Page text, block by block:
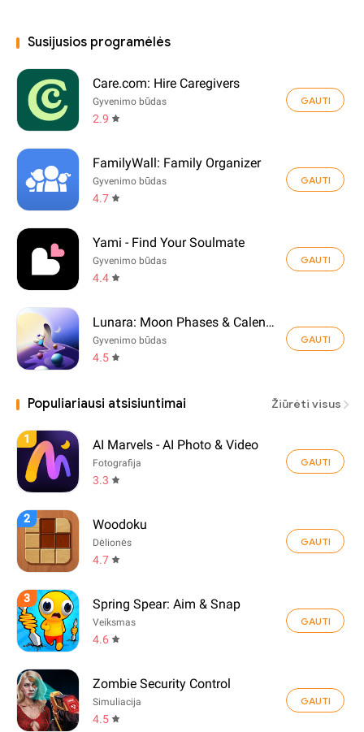
Susijusios programėlės
Care.com: Hire Caregivers
Gyvenimo būdas
2.9
GAUTI
FamilyWall: Family Organizer
Gyvenimo būdas
4.7
GAUTI
Yami - Find Your Soulmate
Gyvenimo būdas
4.4
GAUTI
Lunara: Moon Phases & Calendar
Gyvenimo būdas
4.5
GAUTI
Populiariausi atsisiuntimai Žiūrėti visus
1 AI Marvels - AI Photo & Video
Fotografija
3.3
GAUTI
2 Woodoku
Dėlionės
4.7
GAUTI
3 Spring Spear: Aim & Snap
Veiksmas
4.6
GAUTI
Zombie Security Control
Simuliacija
4.5
GAUTI